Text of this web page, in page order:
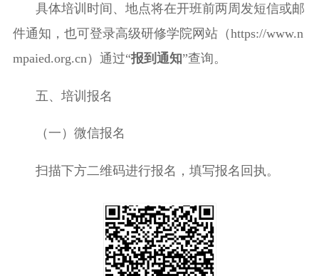
具体培训时间、地点将在开班前两周发短信或邮
件通知，也可登录高级研修学院网站（https://www.n
mpaied.org.cn ）通过“报到通知”查询。
五、培训报名
（一）微信报名
扫描下方二维码进行报名，填写报名回执。